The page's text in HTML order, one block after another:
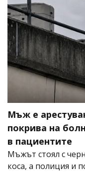
Мъж е
покрива на
в пациентите
Мъжът стоял с
коса, а полиция и